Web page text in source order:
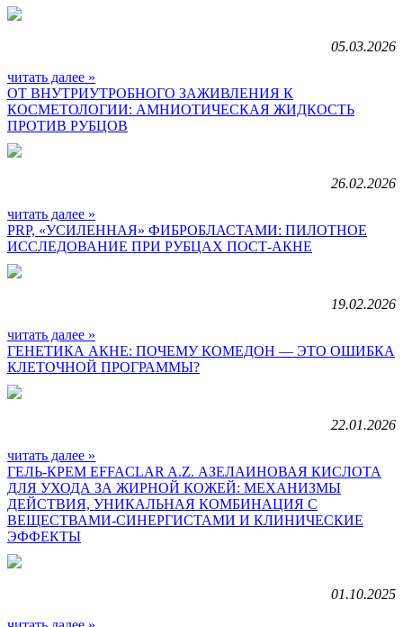
05.03.2026
читать далее »
ОТ ВНУТРИУТРОБНОГО ЗАЖИВЛЕНИЯ К
КОСМЕТОЛОГИИ: АМНИОТИЧЕСКАЯ ЖИДКОСТЬ
ПРОТИВ РУБЦОВ
26.02.2026
читать далее »
PRP, «УСИЛЕННАЯ» ФИБРОБЛАСТАМИ: ПИЛОТНОЕ
ИССЛЕДОВАНИЕ ПРИ РУБЦАХ ПОСТ-АКНЕ
19.02.2026
читать далее »
ГЕНЕТИКА АКНЕ: ПОЧЕМУ КОМЕДОН — ЭТО ОШИБКА
КЛЕТОЧНОЙ ПРОГРАММЫ?
22.01.2026
читать далее »
ГЕЛЬ-КРЕМ EFFACLAR A.Z. АЗЕЛАИНОВАЯ КИСЛОТА
ДЛЯ УХОДА ЗА ЖИРНОЙ КОЖЕЙ: МЕХАНИЗМЫ
ДЕЙСТВИЯ, УНИКАЛЬНАЯ КОМБИНАЦИЯ С
ВЕЩЕСТВАМИ-СИНЕРГИСТАМИ И КЛИНИЧЕСКИЕ
ЭФФЕКТЫ
01.10.2025